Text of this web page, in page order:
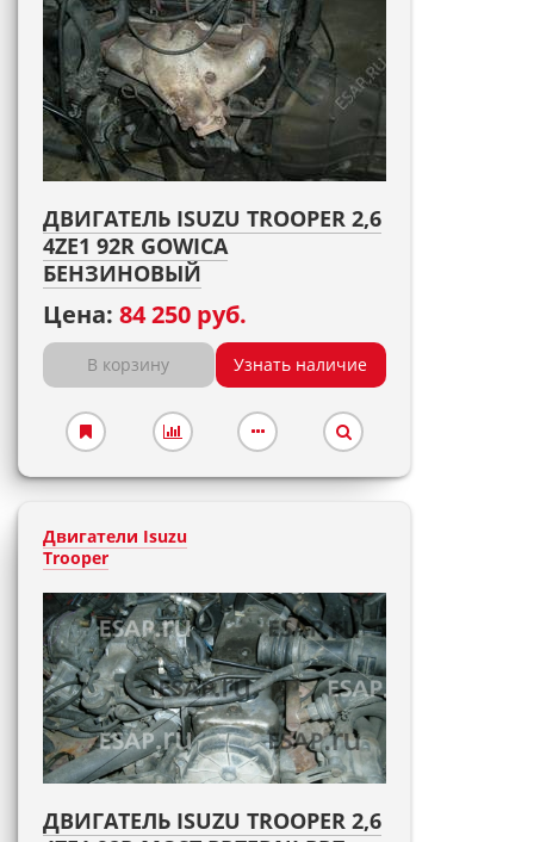
ДВИГАТЕЛЬ ISUZU TROOPER 2,6
4ZE1 92R GOWICA
БЕНЗИНОВЫЙ
Цена: 84 250 руб.
В корзину Узнать наличие
Двигатели Isuzu
Trooper
ДВИГАТЕЛЬ ISUZU TROOPER 2,6